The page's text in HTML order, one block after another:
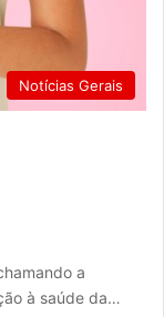
Notícias Gerais
a
à saúde da…